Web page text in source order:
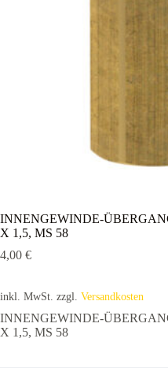
INNENGEWINDE-
X 1,5, MS 58
4,00 €
inkl. MwSt. zzgl. Versandkosten
INNENGEWINDE-
X 1,5, MS 58